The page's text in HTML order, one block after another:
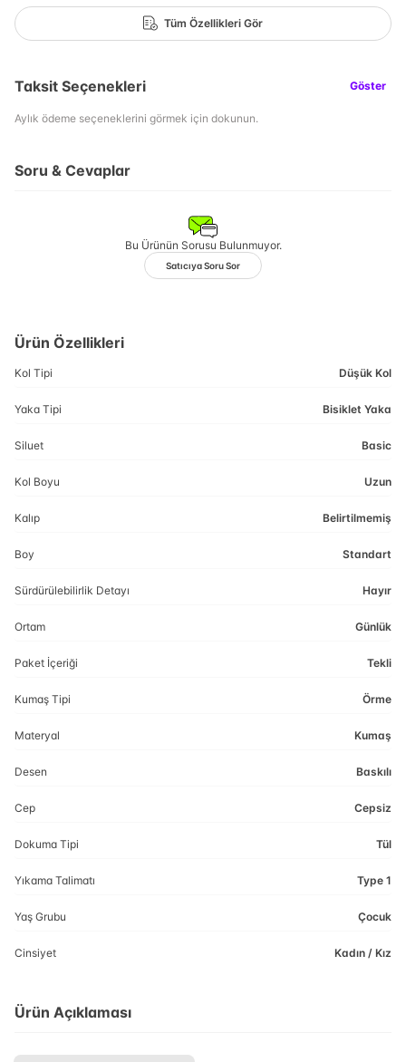
Tüm Özellikleri Gör
Taksit Seçenekleri Göster
Aylık ödeme seçeneklerini görmek için dokunun.
Soru & Cevaplar
Bu Ürünün Sorusu Bulunmuyor.
Satıcıya Soru Sor
Ürün Özellikleri
Kol Tipi Düşük Kol
Yaka Tipi Bisiklet Yaka
Siluet Basic
Kol Boyu Uzun
Kalıp Belirtilmemiş
Boy Standart
Sürdürülebilirlik Detayı Hayır
Ortam Günlük
Paket İçeriği Tekli
Kumaş Tipi Örme
Materyal Kumaş
Desen Baskılı
Cep Cepsiz
Dokuma Tipi Tül
Yıkama Talimatı Type 1
Yaş Grubu Çocuk
Cinsiyet Kadın / Kız
Ürün Açıklaması